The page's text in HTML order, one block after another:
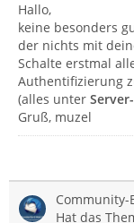
Hallo,
keine besonders
der nichts mit
Schalte erstmal
Authentifizierung
(alles unter
Gruß, muzel
Community-
Hat das